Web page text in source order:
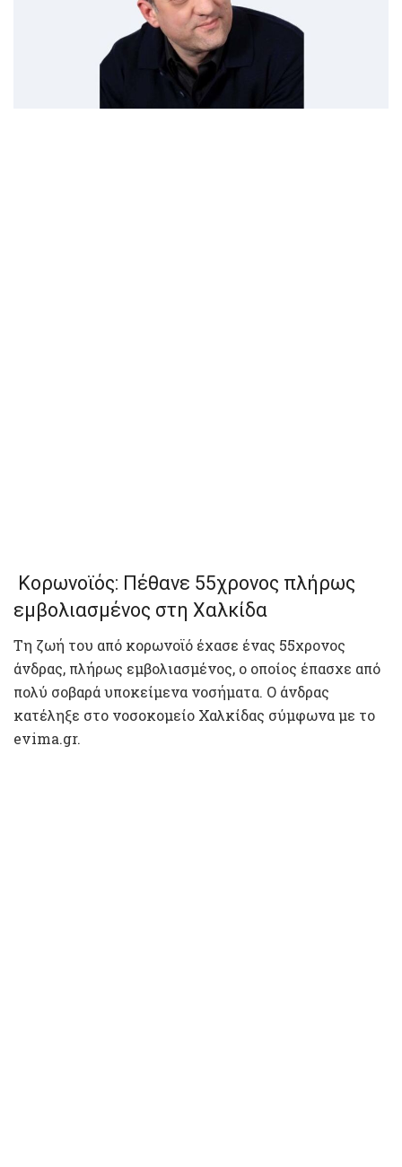
Κορωνοϊός: Πέθανε 55χρονος πλήρως
εμβολιασμένος στη Χαλκίδα
Τη ζωή του από κορωνοϊό έχασε ένας 55χρονος
άνδρας, πλήρως εμβολιασμένος, ο οποίος έπασχε από
πολύ σοβαρά υποκείμενα νοσήματα. Ο άνδρας
κατέληξε στο νοσοκομείο Χαλκίδας σύμφωνα με το
evima.gr.